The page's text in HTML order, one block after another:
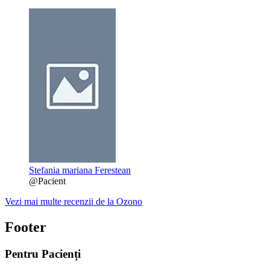
Stefania mariana Ferestean
@Pacient
Vezi mai multe recenzii de la Ozono
Footer
Pentru Pacienți